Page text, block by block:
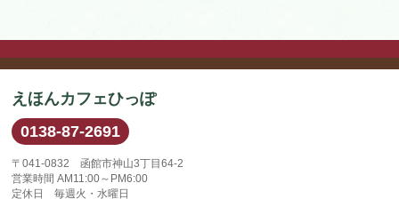
えほんカフェひっぽ
0138-87-2691
〒041-0832 函館市神山3丁目64-2
営業時間 AM11:00～PM6:00
定休日 毎週火・水曜日